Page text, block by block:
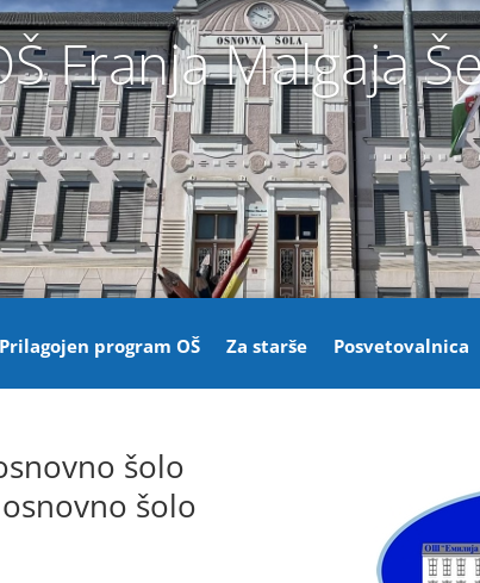
Franja Malgaja
Prilagojen program OŠ Za starše Posvetovalnica
šolo
šolo